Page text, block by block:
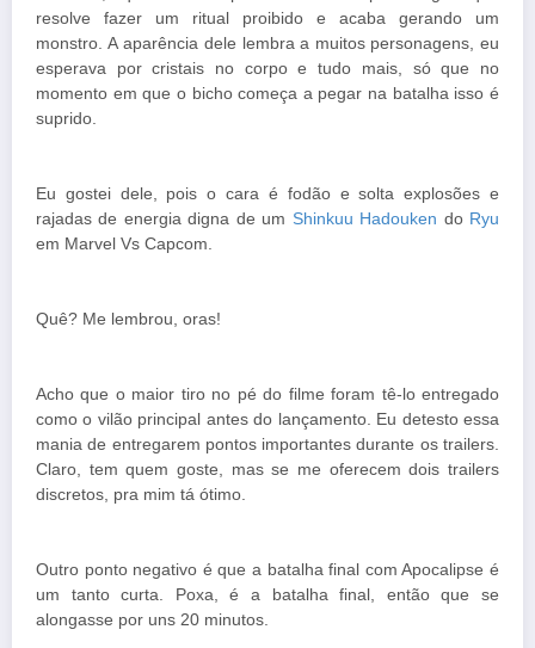
resolve fazer um ritual proibido e acaba gerando um
monstro. A aparência dele lembra a muitos personagens, eu
esperava por cristais no corpo e tudo mais, só que no
momento em que o bicho começa a pegar na batalha isso é
suprido.
Eu gostei dele, pois o cara é fodão e solta explosões e
rajadas de energia digna de um Shinkuu Hadouken do Ryu
em Marvel Vs Capcom.
Quê? Me lembrou, oras!
Acho que o maior tiro no pé do filme foram tê-lo entregado
como o vilão principal antes do lançamento. Eu detesto essa
mania de entregarem pontos importantes durante os trailers.
Claro, tem quem goste, mas se me oferecem dois trailers
discretos, pra mim tá ótimo.
Outro ponto negativo é que a batalha final com Apocalipse é
um tanto curta. Poxa, é a batalha final, então que se
alongasse por uns 20 minutos.